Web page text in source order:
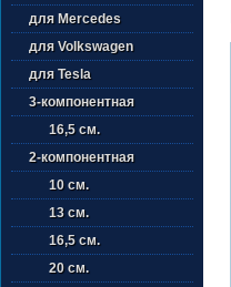
для Mercedes
для Volkswagen
для Tesla
3-компонентная
16,5 см.
2-компонентная
10 см.
13 см.
16,5 см.
20 см.